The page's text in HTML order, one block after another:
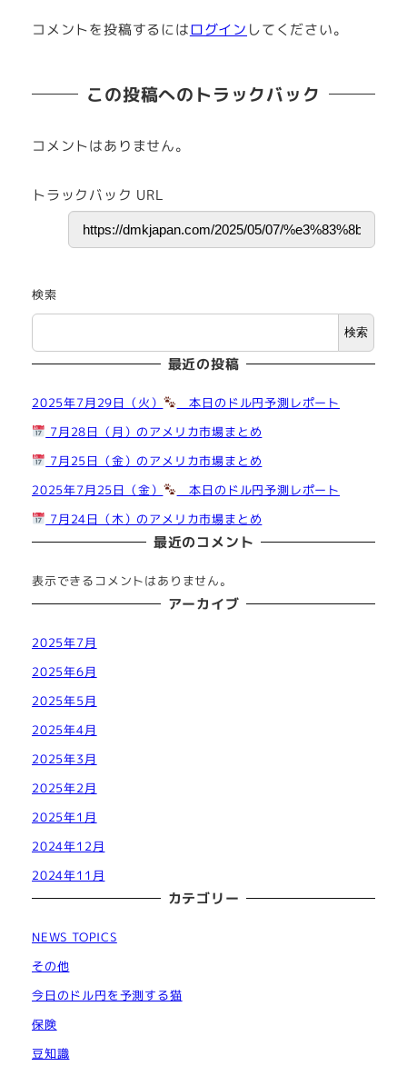
コメントを投稿するにはログイン してください。
この投稿へのトラックバック
コメントはありません。
トラックバック URL
検索
検索
最近の投稿
2025年7月29日（火）
本日のドル円予測レポート
7月28日（月）のアメリカ市場まとめ
7月25日（金）のアメリカ市場まとめ
2025年7月25日（金）
本日のドル円予測レポート
7月24日（木）のアメリカ市場まとめ
最近のコメント
表示できるコメントはありません。
アーカイブ
2025年7月
2025年6月
2025年5月
2025年4月
2025年3月
2025年2月
2025年1月
2024年12月
2024年11月
カテゴリー
NEWS TOPICS
その他
今日のドル円を予測する猫
保険
豆知識